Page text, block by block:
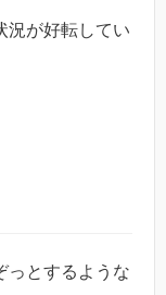
況が好転してい
っとするような